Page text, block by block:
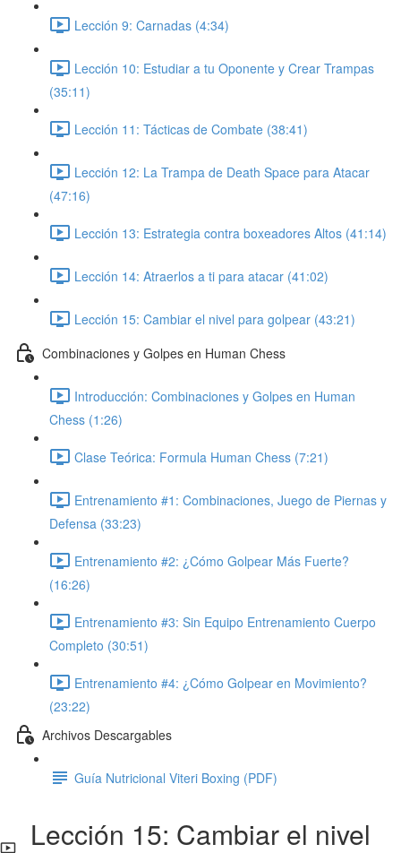
Lección 9: Carnadas (4:34)
Lección 10: Estudiar a tu Oponente y Crear Trampas
(35:11)
Lección 11: Tácticas de Combate (38:41)
Lección 12: La Trampa de Death Space para Atacar
(47:16)
Lección 13: Estrategia contra boxeadores Altos (41:14)
Lección 14: Atraerlos a ti para atacar (41:02)
Lección 15: Cambiar el nivel para golpear (43:21)
Combinaciones y Golpes en Human Chess
Introducción: Combinaciones y Golpes en Human
Chess (1:26)
Clase Teórica: Formula Human Chess (7:21)
Entrenamiento #1: Combinaciones, Juego de Piernas y
Defensa (33:23)
Entrenamiento #2: ¿Cómo Golpear Más Fuerte?
(16:26)
Entrenamiento #3: Sin Equipo Entrenamiento Cuerpo
Completo (30:51)
Entrenamiento #4: ¿Cómo Golpear en Movimiento?
(23:22)
Archivos Descargables
Guía Nutricional Viteri Boxing (PDF)
Lección 15: Cambiar el nivel